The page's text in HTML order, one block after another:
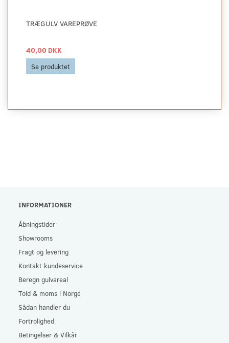
TRÆGULV VAREPRØVE
40,00 DKK
Se produktet
INFORMATIONER
Åbningstider
Showrooms
Fragt og levering
Kontakt kundeservice
Beregn gulvareal
Told & moms i Norge
Sådan handler du
Fortrolighed
Betingelser & Vilkår